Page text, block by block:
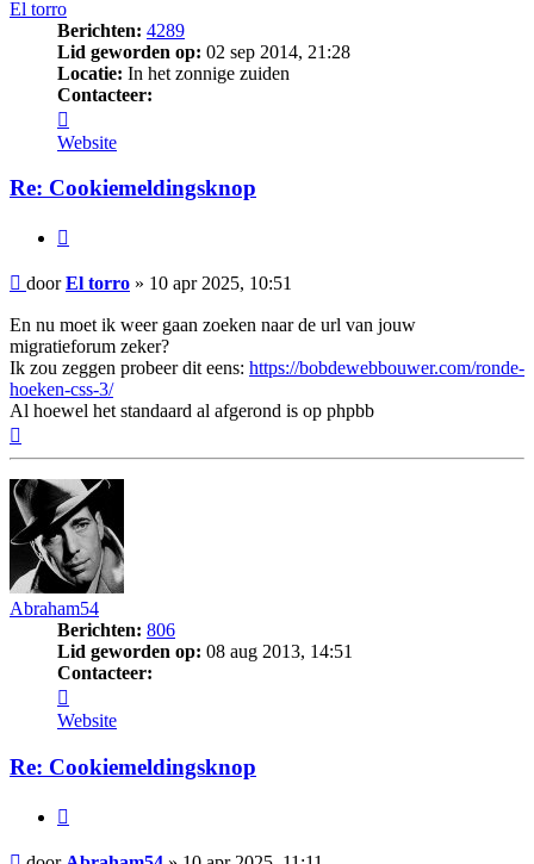
El torro
Berichten: 4289
Lid geworden op: 02 sep 2014, 21:28
Locatie: In het zonnige zuiden
Contacteer:
El
torro
Website
Re: Cookiemeldingsknop
Bericht
doorEl torro » 10 apr 2025, 10:51
En nu moet ik weer gaan zoeken naar de url van jouw
migratieforum zeker?
Ik zou zeggen probeer dit eens: https://bobdewebbouwer.com/ronde-
hoeken-css-3/
Al hoewel het standaard al afgerond is op phpbb
Abraham54
Berichten: 806
Lid geworden op: 08 aug 2013, 14:51
Contacteer:
Abraham54
Website
Re: Cookiemeldingsknop
Bericht